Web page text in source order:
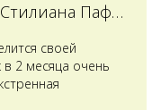
Чудо святого Преподобного Стилиана Пафлагонского
своей
2 месяца очень
после